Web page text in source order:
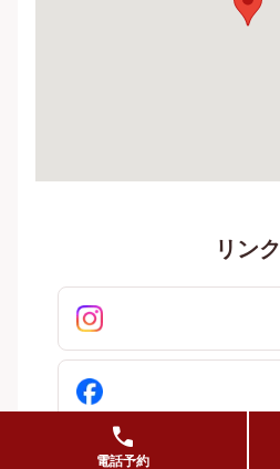
リンク
call
電話予約